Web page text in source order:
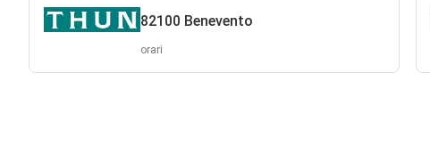
82100 Benevento
orari